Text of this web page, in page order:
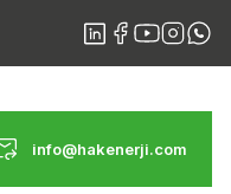
info@hakenerji.com